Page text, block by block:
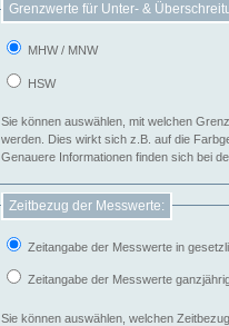
Grenzwerte für Unter- &
MHW / MNW
HSW
Sie können auswählen, mit welchen
werden. Dies wirkt sich z.B. auf die
Genauere Informationen finden sich bei
Zeitbezug der Messwerte:
Zeitangabe der Messwerte in
Zeitangabe der Messwerte
Sie können auswählen, welchen